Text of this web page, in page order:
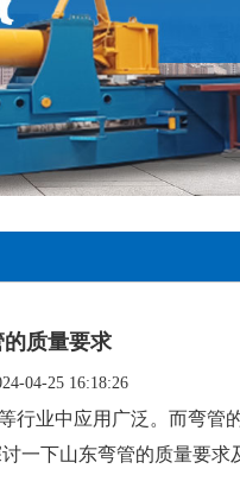
质量要求
04-25 16:18:26
业中应用广泛。而弯管
一下山东弯管的质量要求